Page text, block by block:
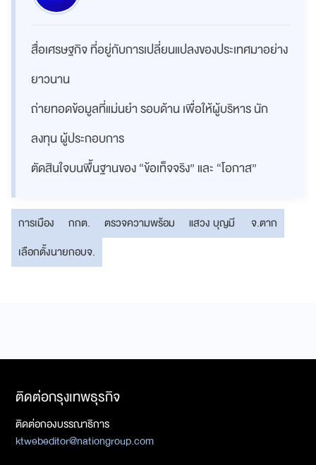
สื่อเศรษฐกิจ ที่อยู่กับการเปลี่ยนแปลงของประเทศมาอย่าง
ยาวนาน
ถ่ายทอดข้อมูลที่แม่นยำ รอบด้าน เพื่อให้ผู้บริหาร นัก
ลงทุน ผู้ประกอบการ
ตัดสินใจบนพื้นฐานของ “ข้อเท็จจริง” และ “โอกาส”
การเมือง กกต. ตรวจความพร้อม แสวง บุญมี
จ.ตาก
เลือกตั้งนายกอบจ.
ติดต่อกรุงเทพธุรกิจ
ติดต่อกองบรรณาธิการ
ktwebeditor@nationgroup.com